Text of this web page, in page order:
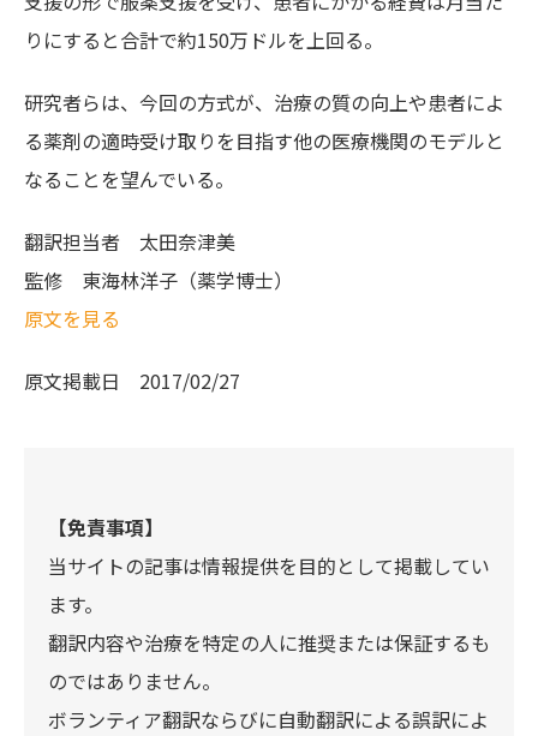
りにすると合計で約150万ドルを上回る。
研究者らは、今回の方式が、治療の質の向上や患者によ
る薬剤の適時受け取りを目指す他の医療機関のモデルと
なることを望んでいる。
翻訳担当者 太田奈津美
監修 東海林洋子（薬学博士）
原文を見る
原文掲載日 2017/02/27
【免責事項】
当サイトの記事は情報提供を目的として掲載してい
ます。
翻訳内容や治療を特定の人に推奨または保証するも
のではありません。
ボランティア翻訳ならびに自動翻訳による誤訳によ